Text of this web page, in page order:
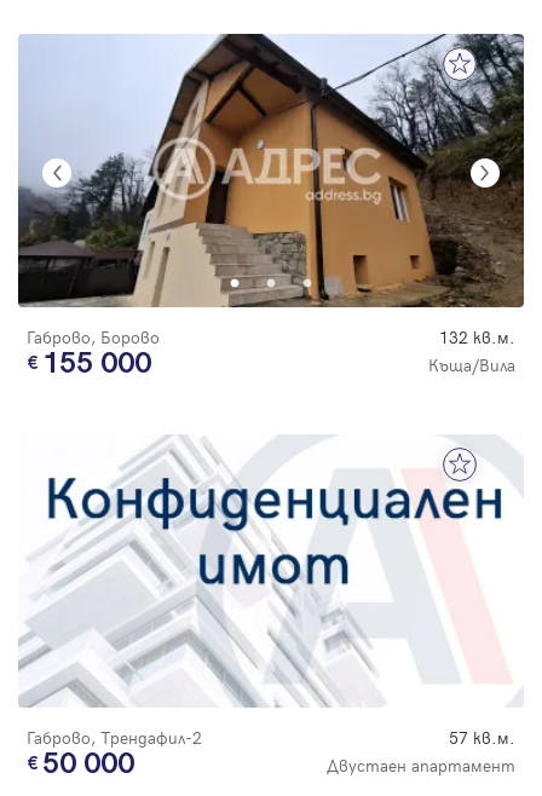
Габрово, Борово 132 кв.м.
155 000 Къща/Вила
Габрово, Трендафил-2 57 кв.м.
50 000 Двустаен апартамент